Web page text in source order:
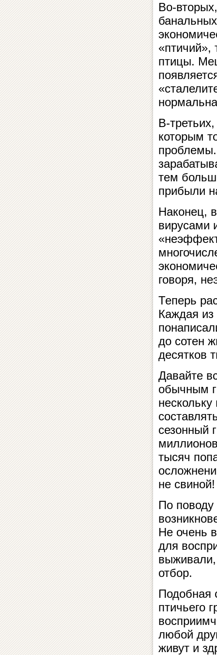
Во-
«птичий»,
птицы.
В-
которым
тем
прибыли
Наконец,
вирусами
говоря,
Теперь
Каждая
до сотен
десятков
Давайте
обычным
сезонный
тысяч
не
По
Не очень
для
отбор.
Подобная
птичьего
любой
живут и